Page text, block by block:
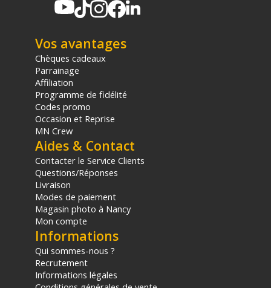
Vos avantages
Chèques cadeaux
Parrainage
Affiliation
Programme de fidélité
Codes promo
Occasion et Reprise
MN Crew
Aides & Contact
Contacter le Service Clients
Questions/Réponses
Livraison
Modes de paiement
Magasin photo à Nancy
Mon compte
Informations
Qui sommes-nous ?
Recrutement
Informations légales